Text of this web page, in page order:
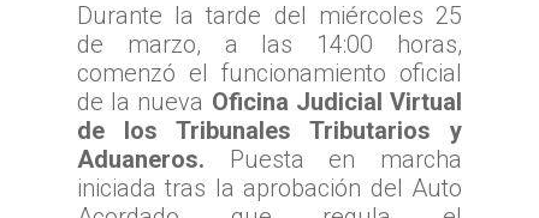
Durante la tarde del miércoles 25
de marzo, a las 14:00 horas,
comenzó el funcionamiento oficial
de la nueva Oficina Judicial Virtual
de los Tribunales Tributarios y
Aduaneros. Puesta en marcha
iniciada tras la aprobación del Auto